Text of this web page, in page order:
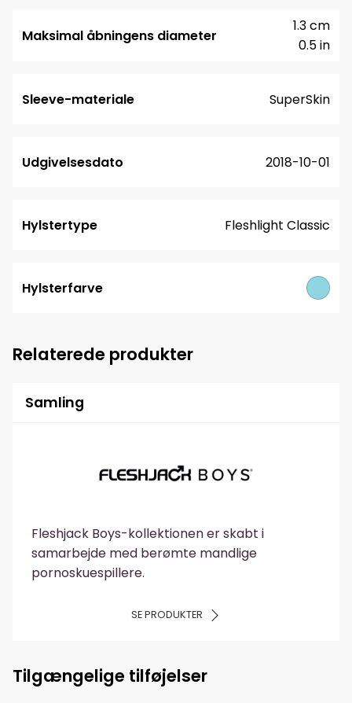
Maksimal åbningens diameter
0.5 in
1.3 cm
Sleeve-materiale SuperSkin
Udgivelsesdato 2018-10-01
Hylstertype Fleshlight Classic
Hylsterfarve
Relaterede produkter
Samling
Fleshjack Boys-kollektionen er skabt i
samarbejde med berømte mandlige
pornoskuespillere.
SE PRODUKTER
Tilgængelige tilføjelser